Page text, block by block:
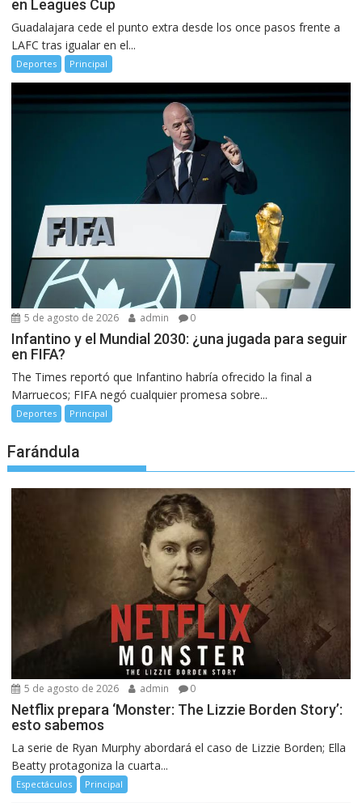
en Leagues Cup
Guadalajara cede el punto extra desde los once pasos frente a
LAFC tras igualar en el...
Deportes Principal
5 de agosto de 2026 admin 0
Infantino y el Mundial 2030: ¿una jugada para seguir
en FIFA?
The Times reportó que Infantino habría ofrecido la final a
Marruecos; FIFA negó cualquier promesa sobre...
Deportes Principal
Farándula
5 de agosto de 2026 admin 0
Netflix prepara ‘Monster: The Lizzie Borden Story’:
esto sabemos
La serie de Ryan Murphy abordará el caso de Lizzie Borden; Ella
Beatty protagoniza la cuarta...
Espectáculos Principal